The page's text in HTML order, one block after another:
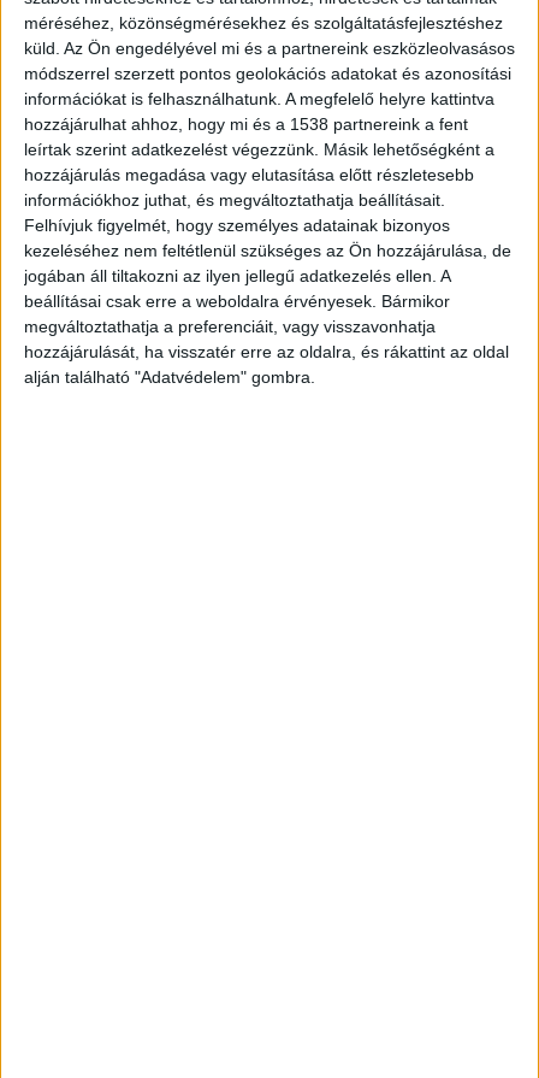
méréséhez, közönségmérésekhez és szolgáltatásfejlesztéshez
küld. Az Ön engedélyével mi és a partnereink eszközleolvasásos
módszerrel szerzett pontos geolokációs adatokat és azonosítási
információkat is felhasználhatunk. A megfelelő helyre kattintva
hozzájárulhat ahhoz, hogy mi és a 1538 partnereink a fent
leírtak szerint adatkezelést végezzünk. Másik lehetőségként a
hozzájárulás megadása vagy elutasítása előtt részletesebb
információkhoz juthat, és megváltoztathatja beállításait.
Felhívjuk figyelmét, hogy személyes adatainak bizonyos
kezeléséhez nem feltétlenül szükséges az Ön hozzájárulása, de
jogában áll tiltakozni az ilyen jellegű adatkezelés ellen. A
beállításai csak erre a weboldalra érvényesek. Bármikor
megváltoztathatja a preferenciáit, vagy visszavonhatja
hozzájárulását, ha visszatér erre az oldalra, és rákattint az oldal
alján található "Adatvédelem" gombra.
Százmilliókat keresett
Immár több pénzt keresett felfüggesztett
végrehajtóként a korrupcióval vádolt Schadl
György, mint amennyit elítélése esetén
büntetésként fizetnie kellene az ügyészség
indítványa alapján. A végrehajtói kar volt elnöke
az elmúlt három évben összesen 249 millió
forintot kasszírozott olyan közfeladat után, amit